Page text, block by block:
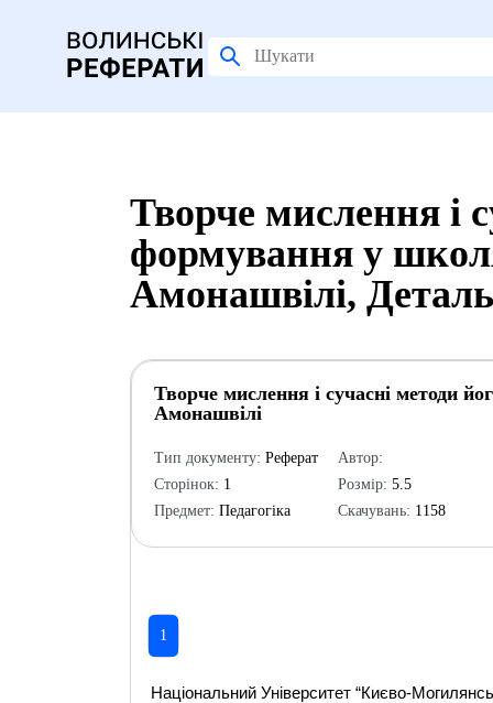
Творче мислення і
формування у
Амонашвілі,
Творче мислення і сучасні методи
Амонашвілі
Тип документу: Реферат
Сторінок: 1
Предмет: Педагогіка
Автор:
Розмір: 5.5
Скачувань: 1158
1
Національний Університет “Києво-